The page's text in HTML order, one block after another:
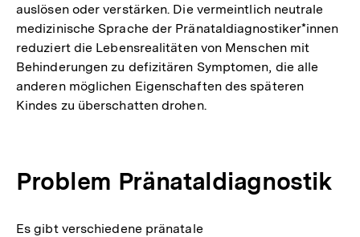
auslösen oder verstärken. Die vermeintlich neutrale
medizinische Sprache der Pränataldiagnostiker*innen
reduziert die Lebensrealitäten von Menschen mit
Behinderungen zu defizitären Symptomen, die alle
anderen möglichen Eigenschaften des späteren
Kindes zu überschatten drohen.
Problem Pränataldiagnostik
Es gibt verschiedene pränatale